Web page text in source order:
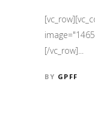
[/vc_row]...
BY GPFF